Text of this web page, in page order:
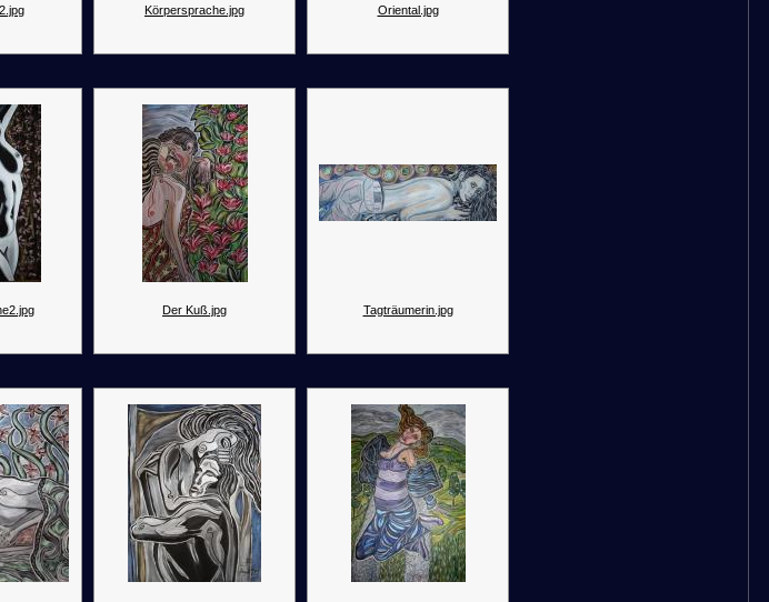
Körpersprache.jpg Oriental.jpg
Der Kuß.jpg Tagträumerin.jpg